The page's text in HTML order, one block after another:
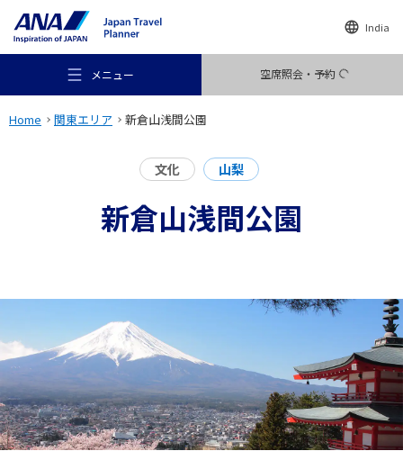
India
メニュー 空席照会・予約
おすすめの旅
行き先
旅のお役立ち情報
Home 関東エリア 新倉山浅間公園
文化 山梨
新倉山浅間公園